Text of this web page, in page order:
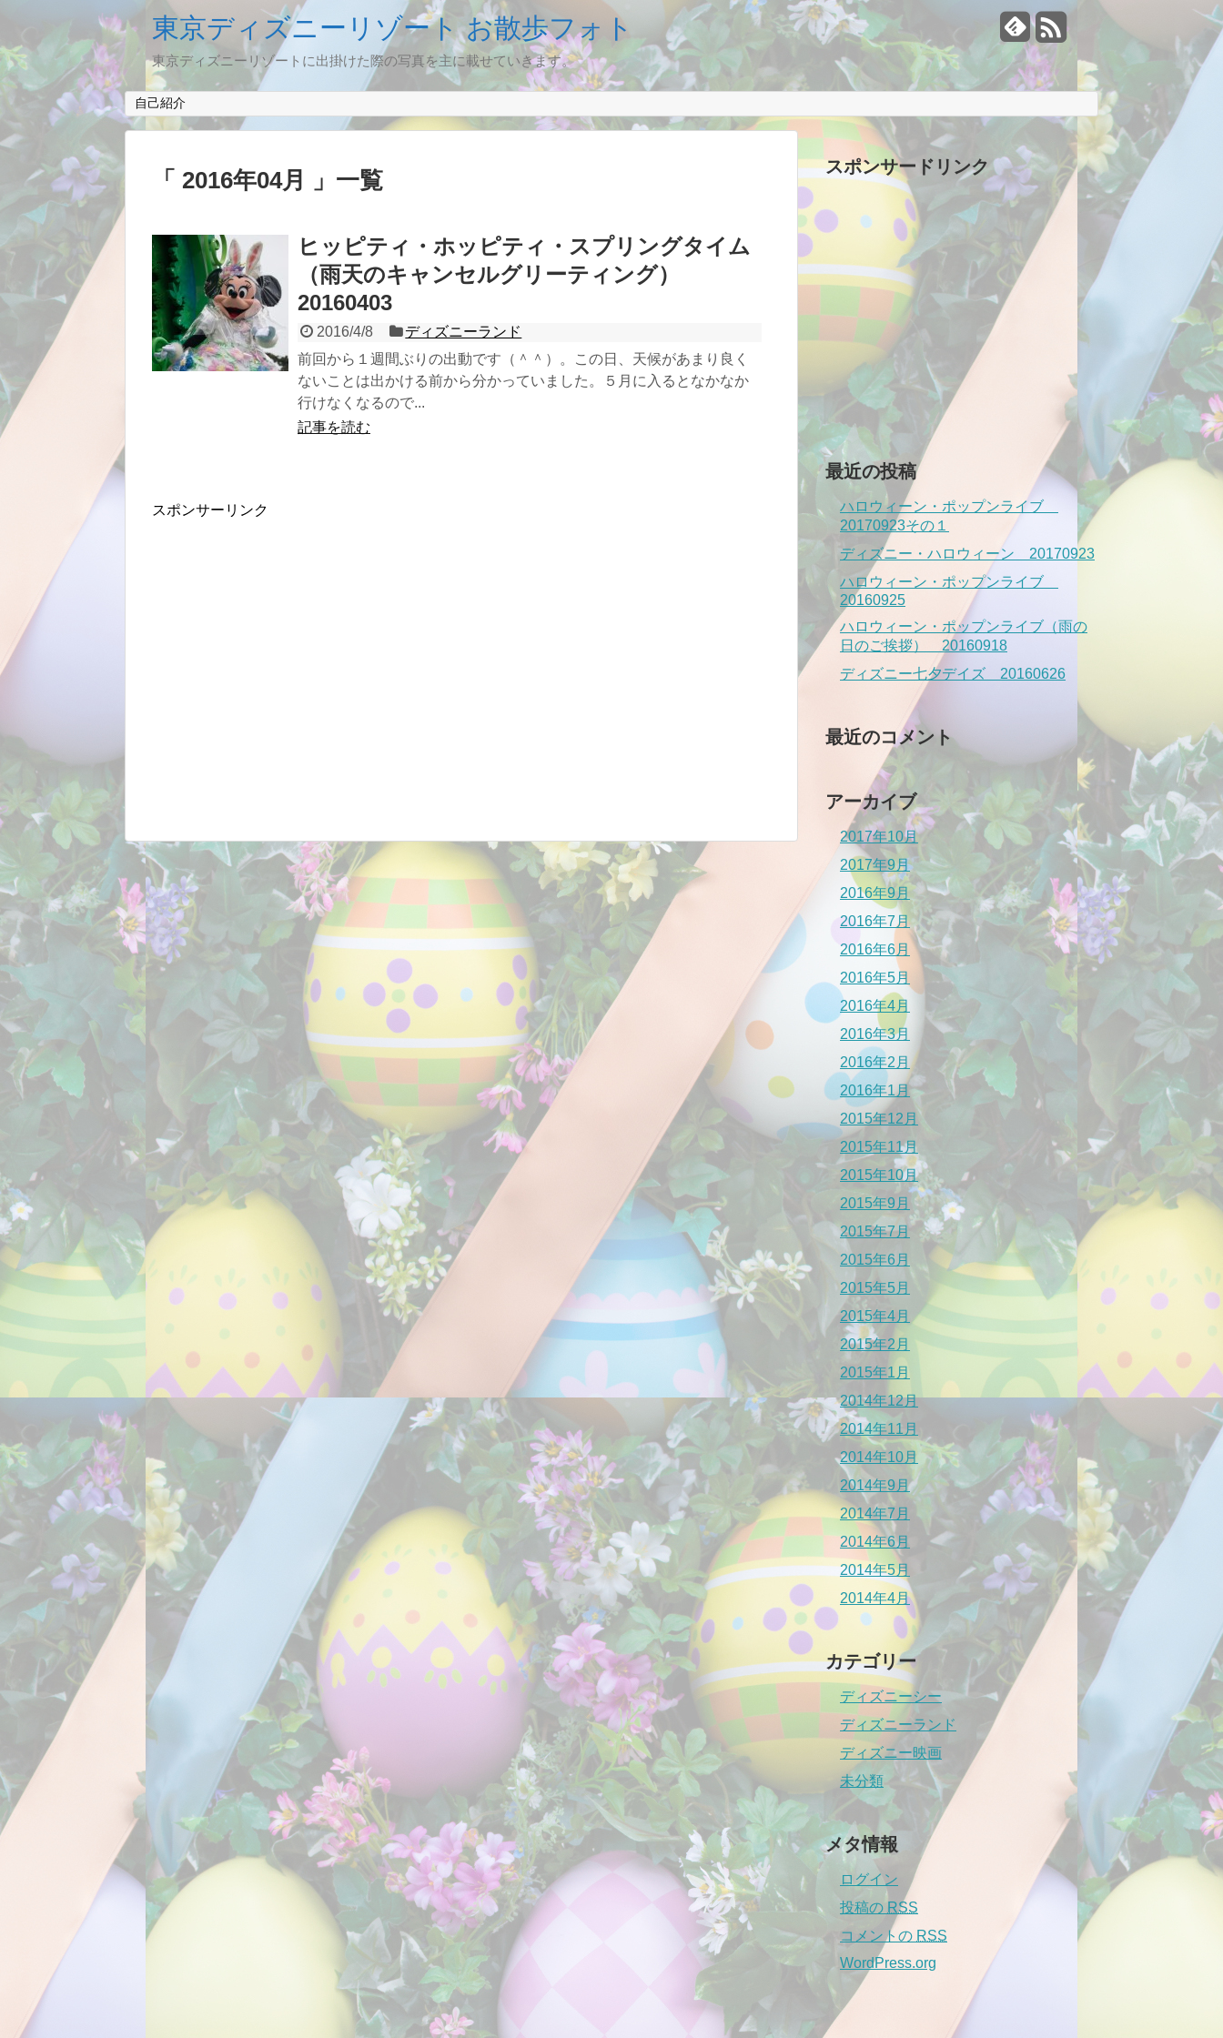
東京ディズニーリゾート お散歩フォト
東京ディズニーリゾートに出掛けた際の写真を主に載せていきます。
自己紹介
2016年04月 一覧
ヒッピティ・ホッピティ・スプリングタイム
（雨天のキャンセルグリーティング）
20160403
2016/4/8
ディズニーランド
前回から１週間ぶりの出動です（＾＾）。この日、天候があまり良く
ないことは出かける前から分かっていました。５月に入るとなかなか
行けなくなるので...
記事を読む
スポンサーリンク
スポンサードリンク
最近の投稿
ハロウィーン・ポップンライブ
20170923その１
ディズニー・ハロウィーン 20170923
ハロウィーン・ポップンライブ
20160925
ハロウィーン・ポップンライブ（雨の
日のご挨拶） 20160918
ディズニー七夕デイズ 20160626
最近のコメント
アーカイブ
2017年10月
2017年9月
2016年9月
2016年7月
2016年6月
2016年5月
2016年4月
2016年3月
2016年2月
2016年1月
2015年12月
2015年11月
2015年10月
2015年9月
2015年7月
2015年6月
2015年5月
2015年4月
2015年2月
2015年1月
2014年12月
2014年11月
2014年10月
2014年9月
2014年7月
2014年6月
2014年5月
2014年4月
カテゴリー
ディズニーシー
ディズニーランド
ディズニー映画
未分類
メタ情報
ログイン
投稿の RSS
コメントの RSS
WordPress.org